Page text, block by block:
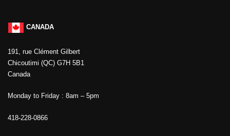
CANADA
191, rue Clément Gilbert
Chicoutimi (QC) G7H 5B1
Canada
Monday to Friday : 8am – 5pm
418-228-0866